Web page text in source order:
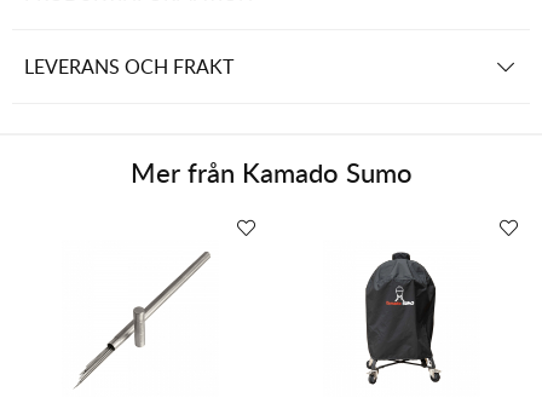
LEVERANS OCH FRAKT
Mer från Kamado Sumo